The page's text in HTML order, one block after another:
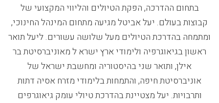
בתחום ההדרכה, הפקת הטיולים והליווי המקצועי של
קבוצות בעולם. יעל אביטל מגיעה מתחום המינהל החינוכי,
ומתמחה בהדרכת הטיולים מעל שלושה עשורים. ליעל תואר
ראשון בגיאוגרפיה ולימודי ארץ ישרא ל מאוניברסיטת בר
אילן, ותואר שני בהיסטוריה ומחשבת ישראל של
אוניברסיטת חיפה, והתמחות בלימודי מזרח אסיה דתות
ותרבויות. יעל מצטיינת בהדרכת טיולי עומק גיאוגרפים